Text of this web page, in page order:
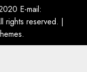
Çelën”,
Dumanit
që e
E-mail:
rights reserved. |